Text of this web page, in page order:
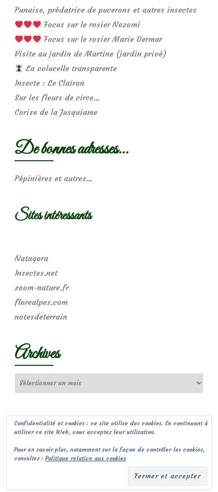
Punaise, prédatrice de pucerons et autres insectes
Focus sur le rosier Nozomi
Focus sur le rosier Marie Dermar
Visite au jardin de Martine (jardin privé)
La volucelle transparente
Insecte : Le Clairon
Sur les fleurs de circe…
Corise de la Jusquiame
De bonnes adresses…
Pépinières et autres…
Sites intéressants
Natagora
Insectes.net
zoom-nature.fr
florealpes.com
notesdeterrain
Archives
Confidentialité et cookies : ce site utilise des cookies. En continuant à
utiliser ce site Web, vous acceptez leur utilisation.
Pour en savoir plus, notamment sur la façon de contrôler les cookies,
consultez :Politique relative aux cookies